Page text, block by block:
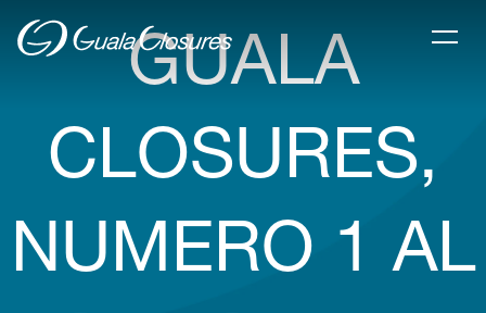
GUALA
CLOSURES,
NUMERO 1 AL